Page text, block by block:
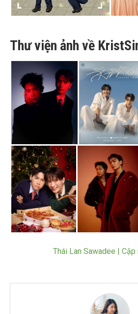
Thư viện ảnh về
Thái Lan Sawadee |